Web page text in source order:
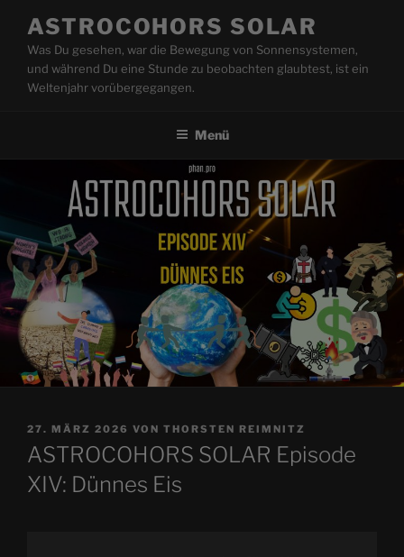
Inhalt
springen
ASTROCOHORS SOLAR
Was Du gesehen, war die Bewegung von Sonnensystemen,
und während Du eine Stunde zu beobachten glaubtest, ist ein
Weltenjahr vorübergegangen.
Menü
VERÖFFENTLICHT
AM
27. MÄRZ 2026 VON THORSTEN REIMNITZ
ASTROCOHORS SOLAR Episode
XIV: Dünnes Eis